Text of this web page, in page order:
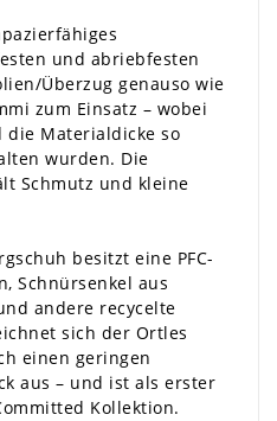
und abriebfesten
Überzug genauso wie
zum Einsatz – wobei
die Materialdicke so
wurden. Die
Schmutz und kleine
besitzt eine PFC-
Schnürsenkel aus
andere recycelte
sich der Ortles
einen geringen
aus – und ist als erster
Kollektion.